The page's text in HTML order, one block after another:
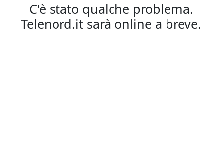
C'è stato qualche problema.
Telenord.it sarà online a breve.